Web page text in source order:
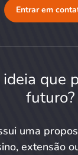
Entrar em
que
futuro?
uma
extensão